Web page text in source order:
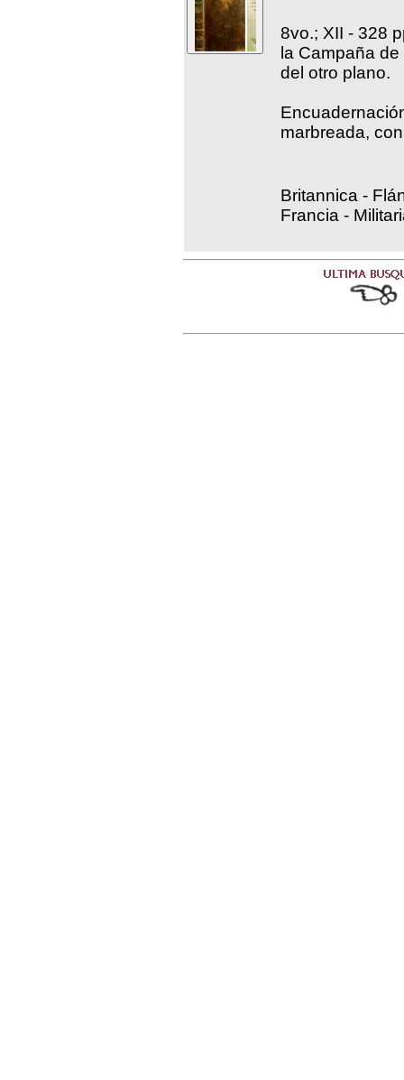
8vo.; XII - 328
la Campaña
del otro plano.
marbreada,
Britannica -
Francia -